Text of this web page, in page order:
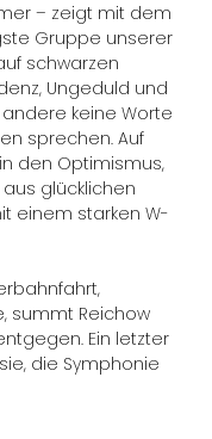
– zeigt mit dem
Gruppe unserer
schwarzen
Ungeduld und
andere keine Worte
sprechen. Auf
den Optimismus,
glücklichen
einem starken W-
summt Reichow
Ein letzter
die Symphonie